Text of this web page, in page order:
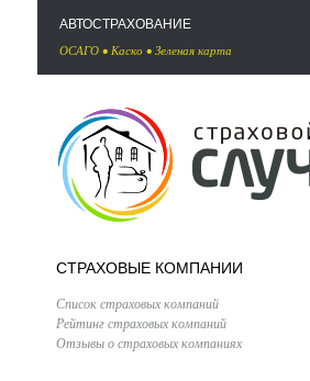
АВТОСТРАХОВАНИЕ
ОСАГО • Каско • Зеленая карта
СТРАХОВЫЕ КОМПАНИИ
Список страховых компаний
Рейтинг страховых компаний
Отзывы о страховых компаниях